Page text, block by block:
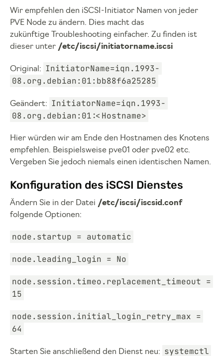
Wir empfehlen den iSCSI-Initiator Namen von jeder
PVE Node zu ändern. Dies macht das
zukünftige Troubleshooting einfacher. Zu finden ist
dieser unter /etc/iscsi/initiatorname.iscsi
Original:
InitiatorName=iqn.1993-
08.org.debian:01:bb88f6a25285
Geändert:
InitiatorName=iqn.1993-
08.org.debian:01:<Hostname>
Hier würden wir am Ende den Hostnamen des Knotens
empfehlen. Beispielsweise pve01 oder pve02 etc.
Vergeben Sie jedoch niemals einen identischen Namen.
Konfiguration des iSCSI Dienstes
Ändern Sie in der Datei /etc/iscsi/iscsid.conf
folgende Optionen:
node.startup = automatic
node.leading_login = No
node.session.timeo.replacement_timeout =
15
node.session.initial_login_retry_max =
64
Starten Sie anschließend den Dienst neu: systemctl